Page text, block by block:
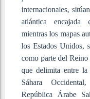
internacionales,
atlántica encajada
mientras los mapas
los Estados Unidos,
como parte del
que delimita entre
Sáhara
República Árabe